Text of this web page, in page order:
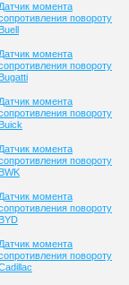
Датчик момента
повороту
Buell
Датчик момента
повороту
Bugatti
Датчик момента
повороту
Buick
Датчик момента
повороту
BWK
Датчик момента
повороту
BYD
Датчик момента
повороту